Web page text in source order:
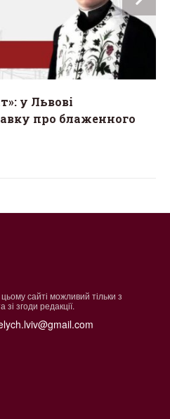
у Львові
про блаженного
сайті можливий тільки з
згоди редакції.